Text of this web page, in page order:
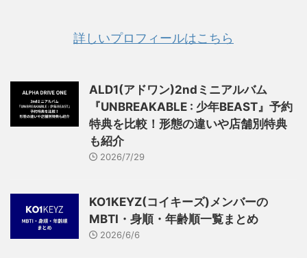
詳しいプロフィールはこちら
ALD1(アドワン)2ndミニアルバム
『UNBREAKABLE : 少年BEAST』予約
特典を比較！形態の違いや店舗別特典
も紹介
2026/7/29
KO1KEYZ(コイキーズ)メンバーの
MBTI・身順・年齢順一覧まとめ
2026/6/6